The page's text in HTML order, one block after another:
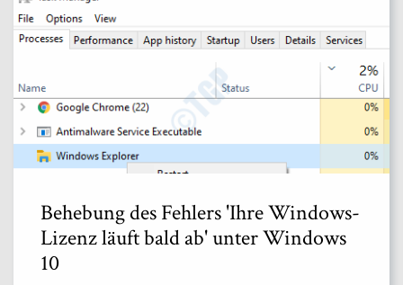
Behebung des Fehlers 'Ihre Windows-
Lizenz läuft bald ab' unter Windows
10